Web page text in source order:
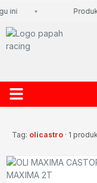
ini
Tag: olicastro · 1 produk